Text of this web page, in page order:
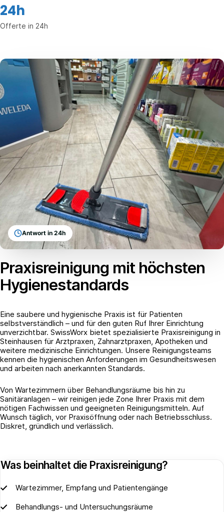
24h
Offerte in 24h
Antwort in 24h
Praxisreinigung mit höchsten
Hygienestandards
Eine saubere und hygienische Praxis ist für Patienten
selbstverständlich – und für den guten Ruf Ihrer Einrichtung
unverzichtbar. SwissWorx bietet spezialisierte Praxisreinigung in
Steinhausen für Arztpraxen, Zahnarztpraxen, Apotheken und
weitere medizinische Einrichtungen. Unsere Reinigungsteams
kennen die hygienischen Anforderungen im Gesundheitswesen
und arbeiten nach anerkannten Standards.
Von Wartezimmern über Behandlungsräume bis hin zu
Sanitäranlagen – wir reinigen jede Zone Ihrer Praxis mit dem
nötigen Fachwissen und geeigneten Reinigungsmitteln. Auf
Wunsch täglich, vor Praxisöffnung oder nach Betriebsschluss.
Diskret, gründlich und verlässlich.
Was beinhaltet die Praxisreinigung?
Wartezimmer, Empfang und Patientengänge
Behandlungs- und Untersuchungsräume